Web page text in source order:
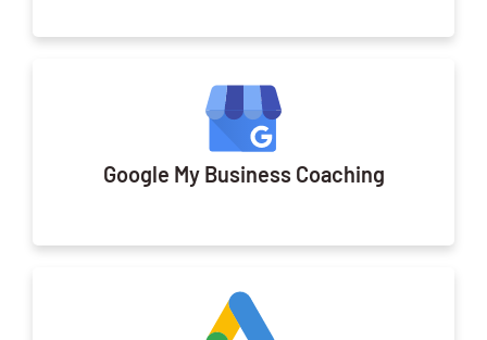
Google My Business Coaching